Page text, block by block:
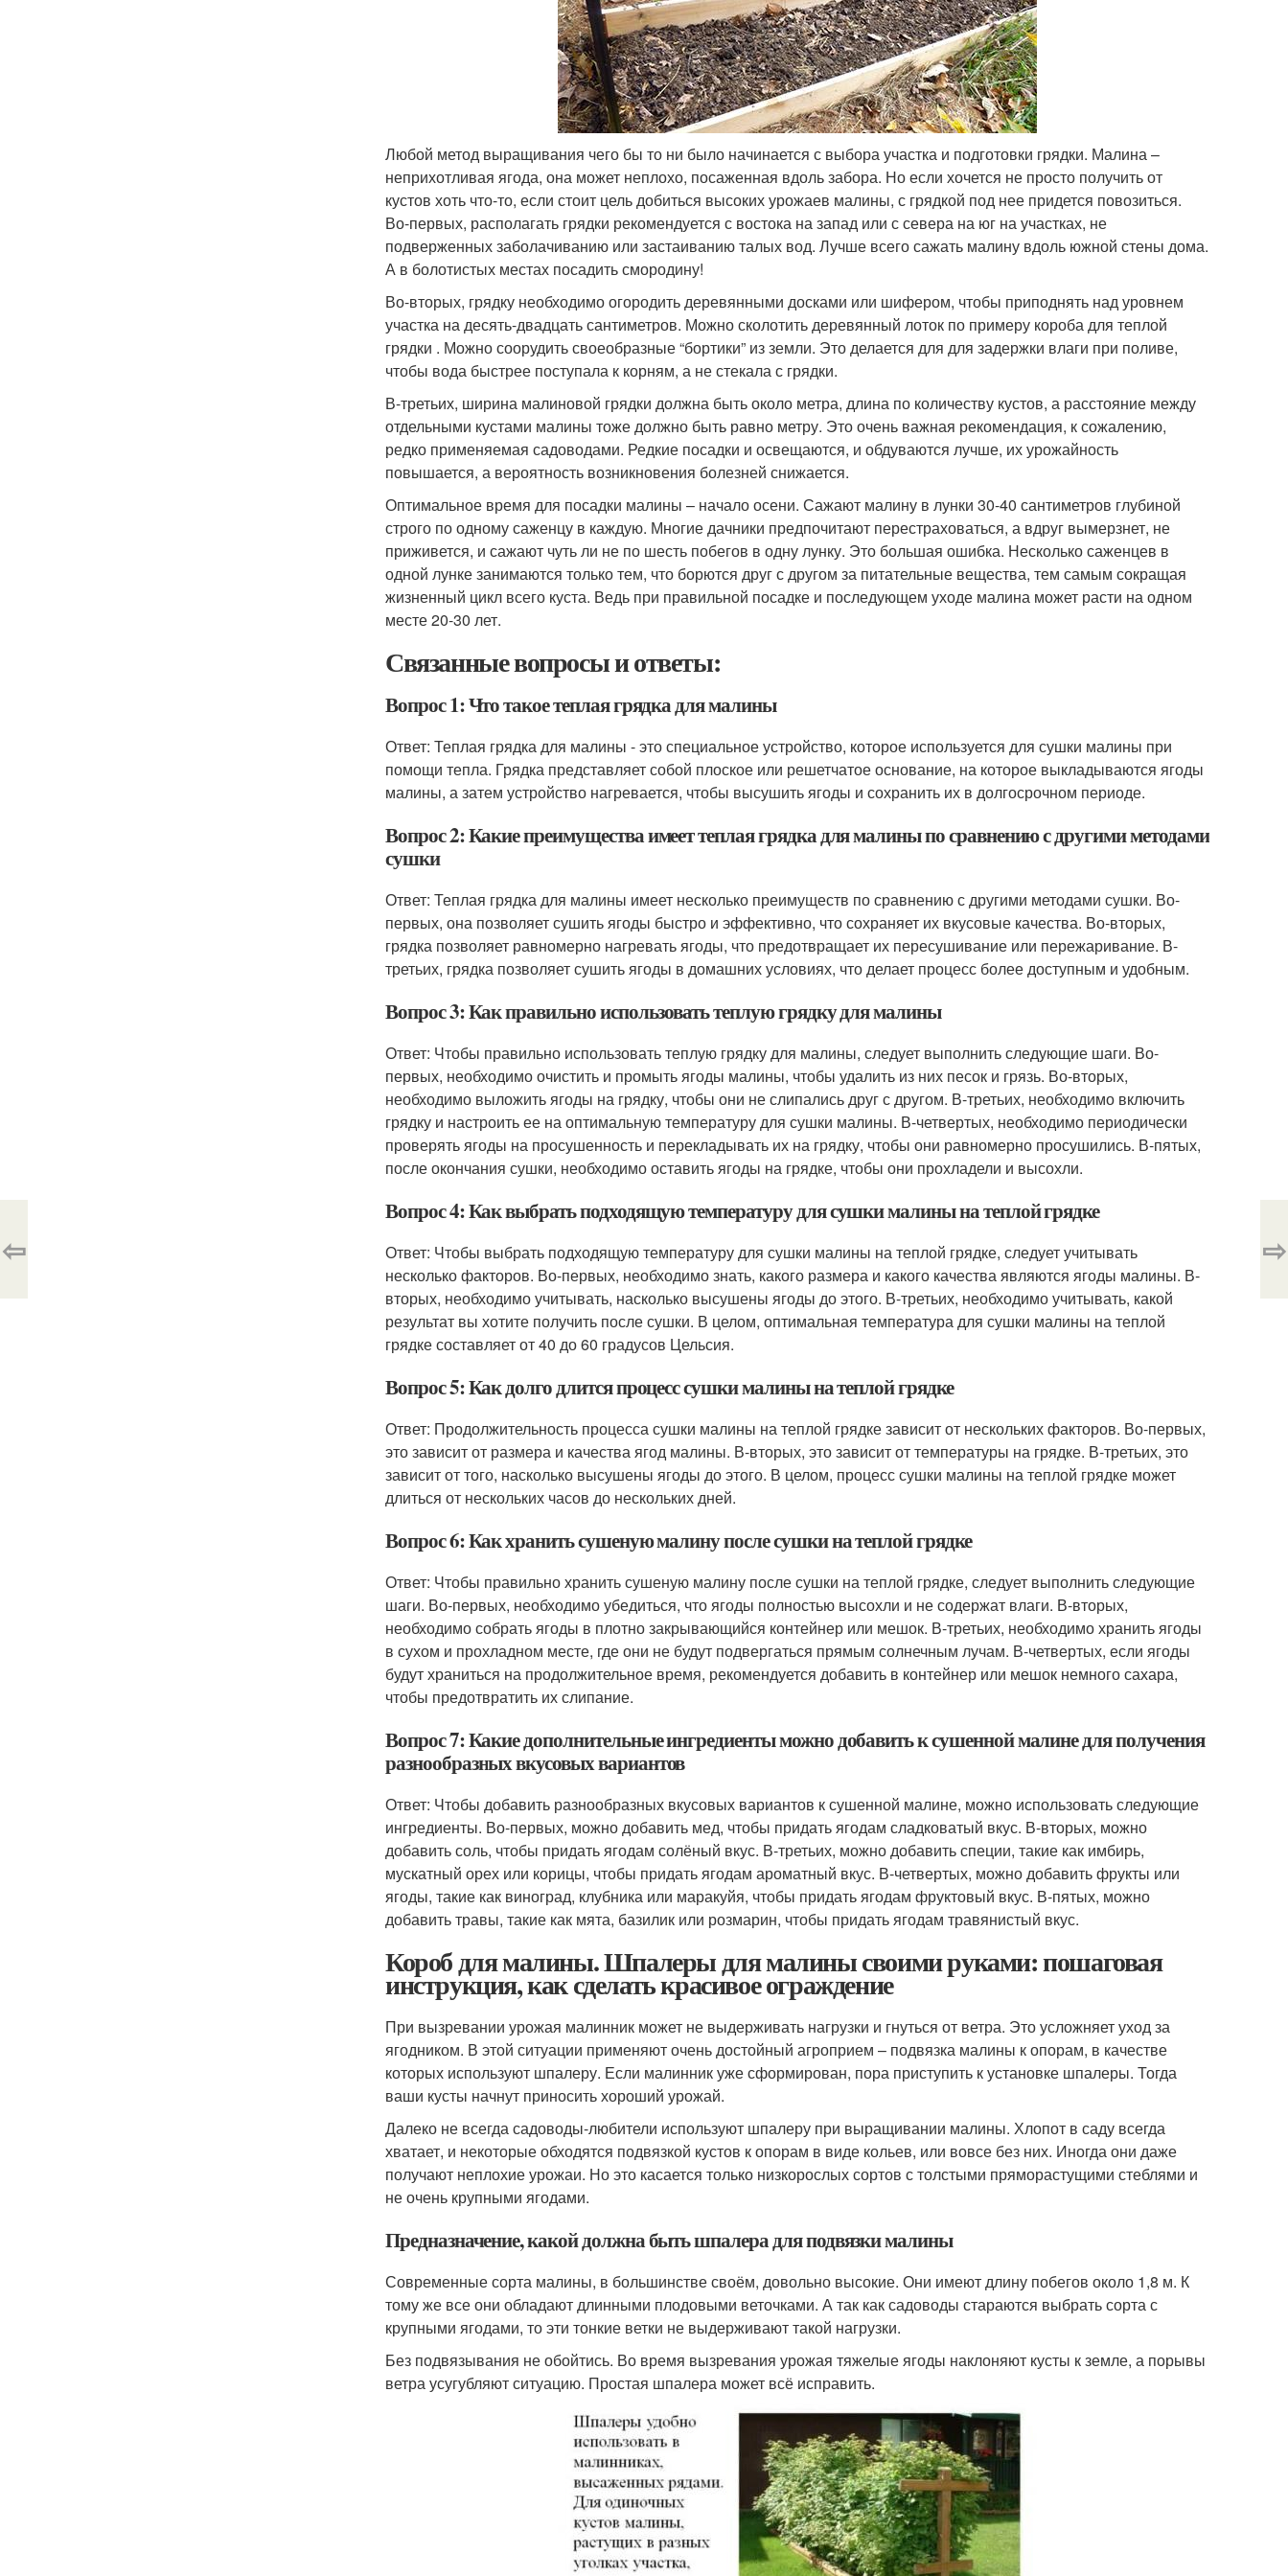
Любой метод выращивания чего бы то ни было начинается с выбора участка и подготовки грядки. Малина –
неприхотливая ягода, она может неплохо, посаженная вдоль забора. Но если хочется не просто получить от
кустов хоть что-то, если стоит цель добиться высоких урожаев малины, с грядкой под нее придется повозиться.
Во-первых, располагать грядки рекомендуется с востока на запад или с севера на юг на участках, не
подверженных заболачиванию или застаиванию талых вод. Лучше всего сажать малину вдоль южной стены дома.
А в болотистых местах посадить смородину!
Во-вторых, грядку необходимо огородить деревянными досками или шифером, чтобы приподнять над уровнем
участка на десять-двадцать сантиметров. Можно сколотить деревянный лоток по примеру короба для теплой
грядки . Можно соорудить своеобразные “бортики” из земли. Это делается для для задержки влаги при поливе,
чтобы вода быстрее поступала к корням, а не стекала с грядки.
В-третьих, ширина малиновой грядки должна быть около метра, длина по количеству кустов, а расстояние между
отдельными кустами малины тоже должно быть равно метру. Это очень важная рекомендация, к сожалению,
редко применяемая садоводами. Редкие посадки и освещаются, и обдуваются лучше, их урожайность
повышается, а вероятность возникновения болезней снижается.
Оптимальное время для посадки малины – начало осени. Сажают малину в лунки 30-40 сантиметров глубиной
строго по одному саженцу в каждую. Многие дачники предпочитают перестраховаться, а вдруг вымерзнет, не
приживется, и сажают чуть ли не по шесть побегов в одну лунку. Это большая ошибка. Несколько саженцев в
одной лунке занимаются только тем, что борются друг с другом за питательные вещества, тем самым сокращая
жизненный цикл всего куста. Ведь при правильной посадке и последующем уходе малина может расти на одном
месте 20-30 лет.
Связанные вопросы и ответы:
Вопрос 1: Что такое теплая грядка для малины
Ответ: Теплая грядка для малины - это специальное устройство, которое используется для сушки малины при
помощи тепла. Грядка представляет собой плоское или решетчатое основание, на которое выкладываются ягоды
малины, а затем устройство нагревается, чтобы высушить ягоды и сохранить их в долгосрочном периоде.
Вопрос 2: Какие преимущества имеет теплая грядка для малины по сравнению с другими методами
сушки
Ответ: Теплая грядка для малины имеет несколько преимуществ по сравнению с другими методами сушки. Во-
первых, она позволяет сушить ягоды быстро и эффективно, что сохраняет их вкусовые качества. Во-вторых,
грядка позволяет равномерно нагревать ягоды, что предотвращает их пересушивание или пережаривание. В-
третьих, грядка позволяет сушить ягоды в домашних условиях, что делает процесс более доступным и удобным.
Вопрос 3: Как правильно использовать теплую грядку для малины
Ответ: Чтобы правильно использовать теплую грядку для малины, следует выполнить следующие шаги. Во-
первых, необходимо очистить и промыть ягоды малины, чтобы удалить из них песок и грязь. Во-вторых,
необходимо выложить ягоды на грядку, чтобы они не слипались друг с другом. В-третьих, необходимо включить
грядку и настроить ее на оптимальную температуру для сушки малины. В-четвертых, необходимо периодически
проверять ягоды на просушенность и перекладывать их на грядку, чтобы они равномерно просушились. В-пятых,
после окончания сушки, необходимо оставить ягоды на грядке, чтобы они прохладели и высохли.
Вопрос 4: Как выбрать подходящую температуру для сушки малины на теплой грядке
Ответ: Чтобы выбрать подходящую температуру для сушки малины на теплой грядке, следует учитывать
несколько факторов. Во-первых, необходимо знать, какого размера и какого качества являются ягоды малины. В-
вторых, необходимо учитывать, насколько высушены ягоды до этого. В-третьих, необходимо учитывать, какой
результат вы хотите получить после сушки. В целом, оптимальная температура для сушки малины на теплой
грядке составляет от 40 до 60 градусов Цельсия.
Вопрос 5: Как долго длится процесс сушки малины на теплой грядке
Ответ: Продолжительность процесса сушки малины на теплой грядке зависит от нескольких факторов. Во-первых,
это зависит от размера и качества ягод малины. В-вторых, это зависит от температуры на грядке. В-третьих, это
зависит от того, насколько высушены ягоды до этого. В целом, процесс сушки малины на теплой грядке может
длиться от нескольких часов до нескольких дней.
Вопрос 6: Как хранить сушеную малину после сушки на теплой грядке
Ответ: Чтобы правильно хранить сушеную малину после сушки на теплой грядке, следует выполнить следующие
шаги. Во-первых, необходимо убедиться, что ягоды полностью высохли и не содержат влаги. В-вторых,
необходимо собрать ягоды в плотно закрывающийся контейнер или мешок. В-третьих, необходимо хранить ягоды
в сухом и прохладном месте, где они не будут подвергаться прямым солнечным лучам. В-четвертых, если ягоды
будут храниться на продолжительное время, рекомендуется добавить в контейнер или мешок немного сахара,
чтобы предотвратить их слипание.
Вопрос 7: Какие дополнительные ингредиенты можно добавить к сушенной малине для получения
разнообразных вкусовых вариантов
Ответ: Чтобы добавить разнообразных вкусовых вариантов к сушенной малине, можно использовать следующие
ингредиенты. Во-первых, можно добавить мед, чтобы придать ягодам сладковатый вкус. В-вторых, можно
добавить соль, чтобы придать ягодам солёный вкус. В-третьих, можно добавить специи, такие как имбирь,
мускатный орех или корицы, чтобы придать ягодам ароматный вкус. В-четвертых, можно добавить фрукты или
ягоды, такие как виноград, клубника или маракуйя, чтобы придать ягодам фруктовый вкус. В-пятых, можно
добавить травы, такие как мята, базилик или розмарин, чтобы придать ягодам травянистый вкус.
Короб для малины. Шпалеры для малины своими руками: пошаговая
инструкция, как сделать красивое ограждение
При вызревании урожая малинник может не выдерживать нагрузки и гнуться от ветра. Это усложняет уход за
ягодником. В этой ситуации применяют очень достойный агроприем – подвязка малины к опорам, в качестве
которых используют шпалеру. Если малинник уже сформирован, пора приступить к установке шпалеры. Тогда
ваши кусты начнут приносить хороший урожай.
Далеко не всегда садоводы-любители используют шпалеру при выращивании малины. Хлопот в саду всегда
хватает, и некоторые обходятся подвязкой кустов к опорам в виде кольев, или вовсе без них. Иногда они даже
получают неплохие урожаи. Но это касается только низкорослых сортов с толстыми пряморастущими стеблями и
не очень крупными ягодами.
Предназначение, какой должна быть шпалера для подвязки малины
Современные сорта малины, в большинстве своём, довольно высокие. Они имеют длину побегов около 1,8 м. К
тому же все они обладают длинными плодовыми веточками. А так как садоводы стараются выбрать сорта с
крупными ягодами, то эти тонкие ветки не выдерживают такой нагрузки.
Без подвязывания не обойтись. Во время вызревания урожая тяжелые ягоды наклоняют кусты к земле, а порывы
ветра усугубляют ситуацию. Простая шпалера может всё исправить.
⇦ ⇨